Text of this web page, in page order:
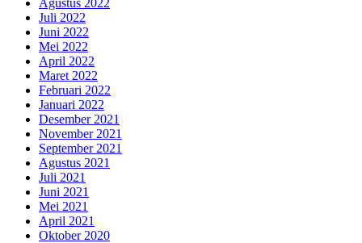
Juli 2022
Juni 2022
Mei 2022
April 2022
Maret 2022
Februari 2022
Januari 2022
Desember 2021
November 2021
September 2021
Agustus 2021
Juli 2021
Juni 2021
Mei 2021
April 2021
Oktober 2020